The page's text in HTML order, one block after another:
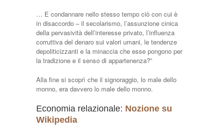
… E condannare nello stesso tempo ciò con cui è
in disaccordo – il secolarismo, l’assunzione cinica
della pervasività dell’interesse privato, l’influenza
corruttiva del denaro sui valori umani, le tendenze
depoliticizzanti e la minaccia che esse pongono per
la tradizione e il senso di appartenenza?”
Alla fine si scoprì che il signoraggio, lo male dello
monno, era davvero lo male dello monno.
Economia relazionale: Nozione su
Wikipedia